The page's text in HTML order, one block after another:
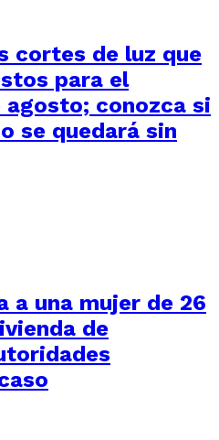
cortes de luz que
para el
agosto; conozca si
se quedará sin
a una mujer de 26
de